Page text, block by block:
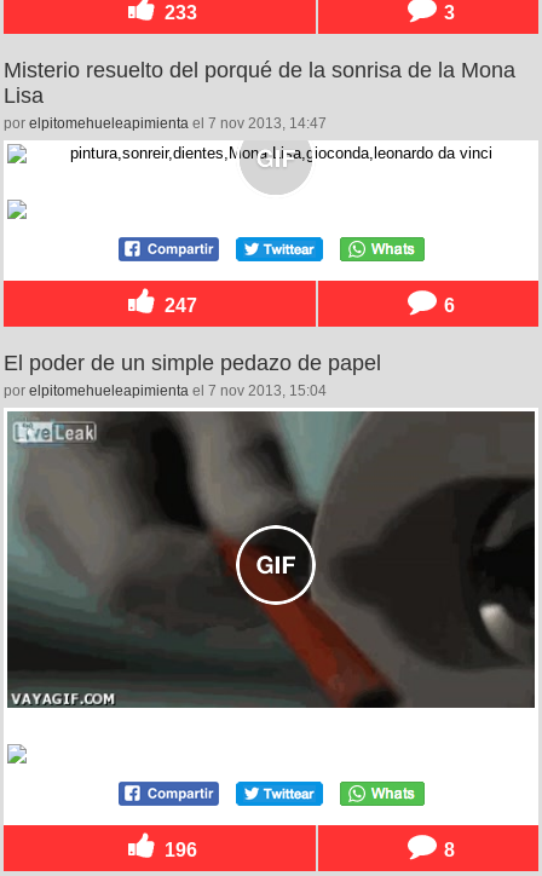
233 3
Misterio resuelto del porqué de la sonrisa de la Mona
Lisa
por elpitomehueleapimienta el 7 nov 2013, 14:47
247 6
El poder de un simple pedazo de papel
por elpitomehueleapimienta el 7 nov 2013, 15:04
196 8